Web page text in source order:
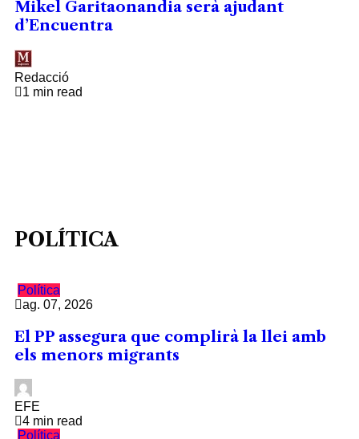
Mikel Garitaonandia serà ajudant
d’Encuentra
Redacció
1 min read
POLÍTICA
Política
ag. 07, 2026
El PP assegura que complirà la llei amb
els menors migrants
EFE
4 min read
Política